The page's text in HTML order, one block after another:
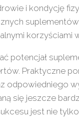
i kondycję
korzyściami
potencjał
Praktyczne
odpowiedniego
się jeszcze
jest nie